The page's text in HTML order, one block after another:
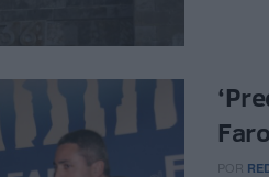
POR